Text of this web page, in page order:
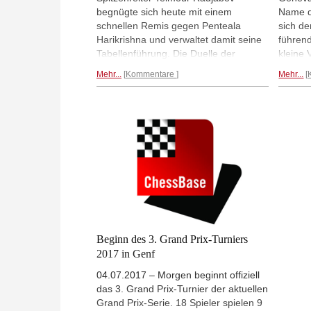
begnügte sich heute mit einem
schnellen Remis gegen Penteala
Harikrishna und verwaltet damit seine
Tabellenführung. Die Duelle der
Etwas aufschließen kann allerdings
Michael Adams kommt. Den ersten
Sieg im Turnier landen zudem Salem
Saleh und Ian Nepomniachtchi.
Mehr... Kommentare
Name
sich
kleine
im
Mehr...
Beginn des 3. Grand Prix-Turniers
2017 in Genf
04.07.2017 – Morgen beginnt offiziell
das 3. Grand Prix-Turnier der aktuellen
Grand Prix-Serie. 18 Spieler spielen 9